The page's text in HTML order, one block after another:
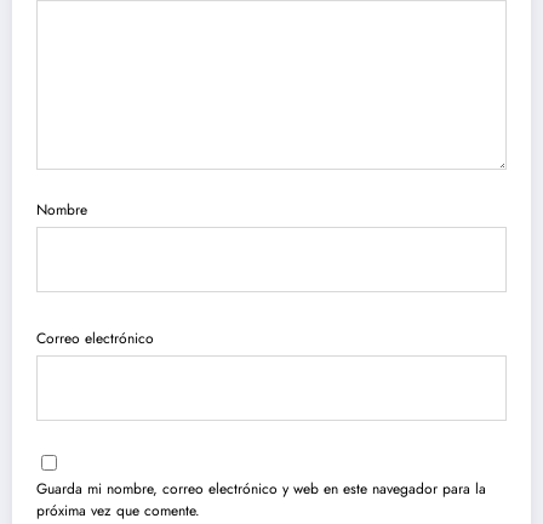
Nombre
Correo electrónico
Guarda mi nombre, correo electrónico y web en este navegador para la
próxima vez que comente.